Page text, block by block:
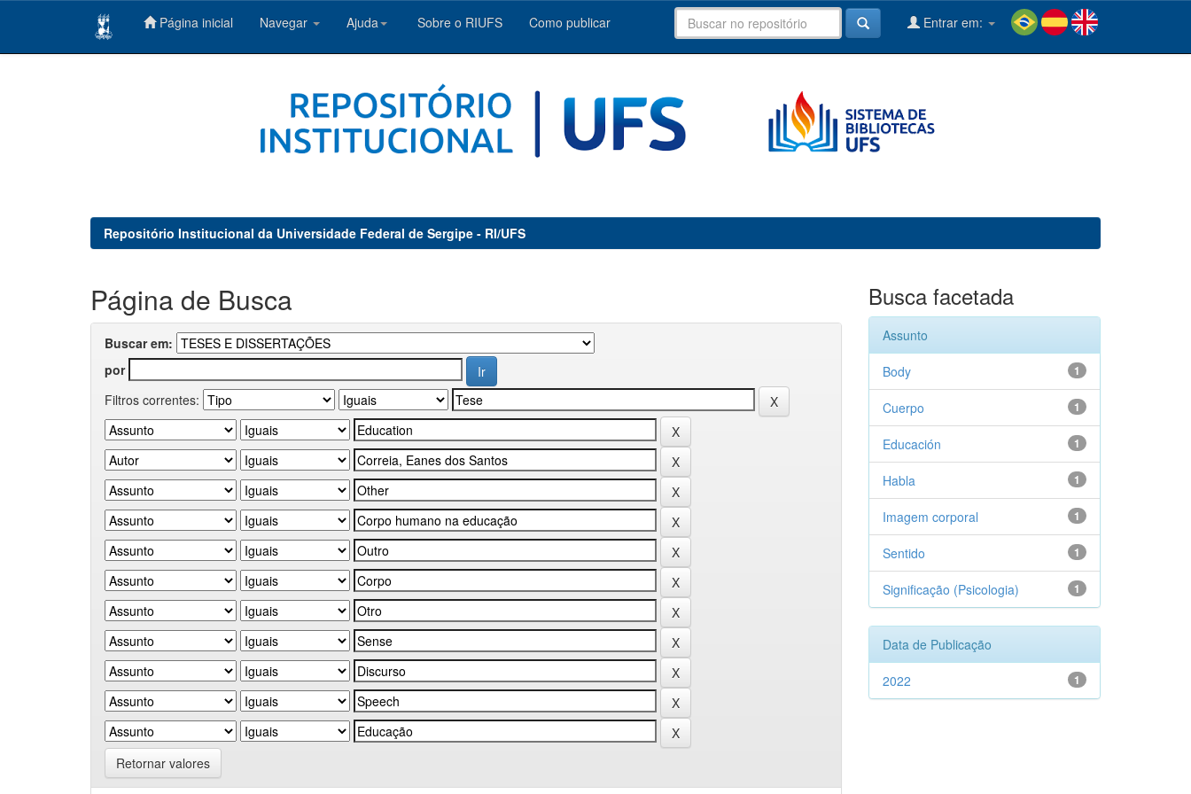
Página inicial Navegar Ajuda Sobre o RIUFS Como publicar Entrar em:
Repositório Institucional da Universidade Federal de Sergipe - RI/UFS
Página de Busca
Buscar em:
por
Filtros correntes:
Retornar valores
Busca facetada
Assunto
1
Body
1
Cuerpo
1
Educación
1
Habla
1
Imagem corporal
1
Sentido
1
Significação (Psicologia)
Data de Publicação
1
2022